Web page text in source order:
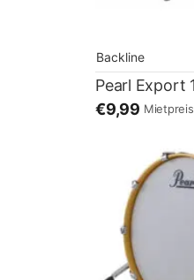
Backline
€9,99 Mietpreis